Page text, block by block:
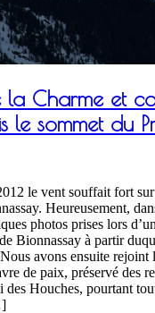
Charme et
le sommet du
le vent souffait fort
Heureusement,
photos prises lors
Bionnassay à partir
avons ensuite rejoint
de paix, préservé des
des Houches, pourtant